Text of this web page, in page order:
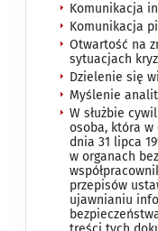
Komunikacja
Komunikacja
Otwartość na
sytuacjach
Dzielenie się
Myślenie
W służbie
osoba, która w
dnia 31 lipca
w organach
przepisów
ujawnianiu